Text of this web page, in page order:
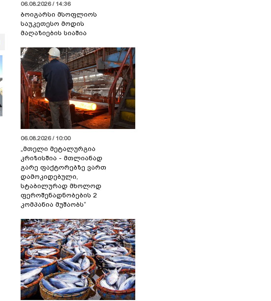
06.08.2026 / 14:36
ბოიგარსი მსოფლიოს
საუკეთესო მოდის
მაღაზიების სიაშია
06.08.2026 / 10:00
„მთელი მეტალურგია
კრიზისშია - მთლიანად
გარე ფაქტორებზე ვართ
დამოკიდებული,
სტაბილურად მხოლოდ
ფეროშენადნობების 2
კომპანია მუშაობს“